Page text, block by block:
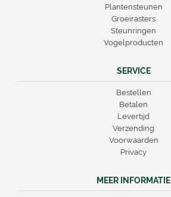
Plantensteunen
Groeirasters
Steunringen
Vogelproducten
SERVICE
Bestellen
Betalen
Levertijd
Verzending
Voorwaarden
Privacy
MEER INFORMATIE